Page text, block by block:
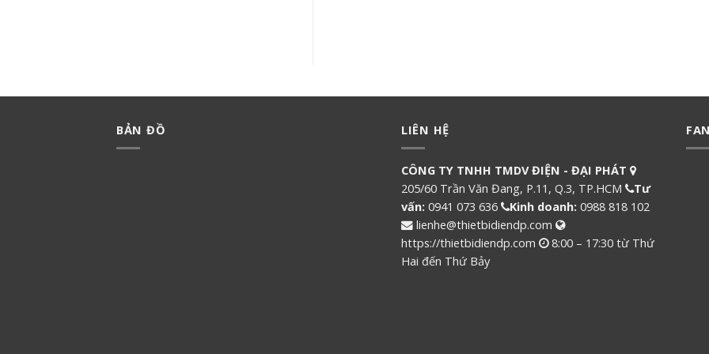
BẢN ĐỒ LIÊN HỆ
CÔNG TY TNHH TMDV ĐIỆN - ĐẠI PHÁT
205/60 Trần Văn Đang, P.11, Q.3, TP.HCM
Tư
vấn: 0941 073 636 Kinh doanh: 0988 818 102
lienhe@thietbidiendp.com
https://thietbidiendp.com
8:00 – 17:30 từ Thứ
Hai đến Thứ Bảy